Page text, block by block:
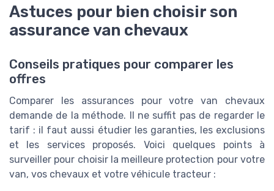
Astuces pour bien choisir son
assurance van chevaux
Conseils pratiques pour comparer les
offres
Comparer les assurances pour votre van chevaux
demande de la méthode. Il ne suffit pas de regarder le
tarif : il faut aussi étudier les garanties, les exclusions
et les services proposés. Voici quelques points à
surveiller pour choisir la meilleure protection pour votre
van, vos chevaux et votre véhicule tracteur :